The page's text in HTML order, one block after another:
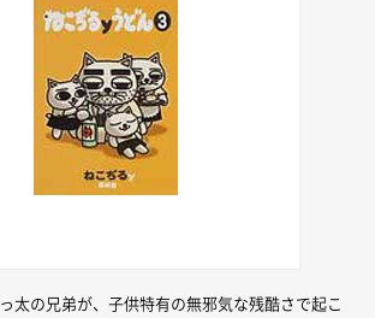
太の兄弟が、子供特有の無邪気な残酷さで起こ